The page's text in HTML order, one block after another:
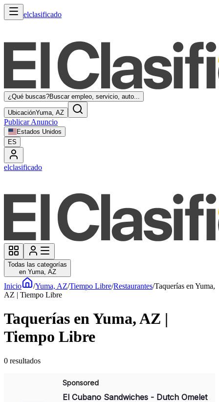
elclasificado
¿Qué buscas?Buscar empleo, servicio, auto...
UbicaciónYuma, AZ
Publicar Anuncio
Estados Unidos
ES
elclasificado
Todas las categorías
en Yuma, AZ
Inicio /Yuma, AZ/Tiempo Libre/Restaurantes/Taquerías en Yuma,
AZ | Tiempo Libre
Taquerías en Yuma, AZ |
Tiempo Libre
0 resultados